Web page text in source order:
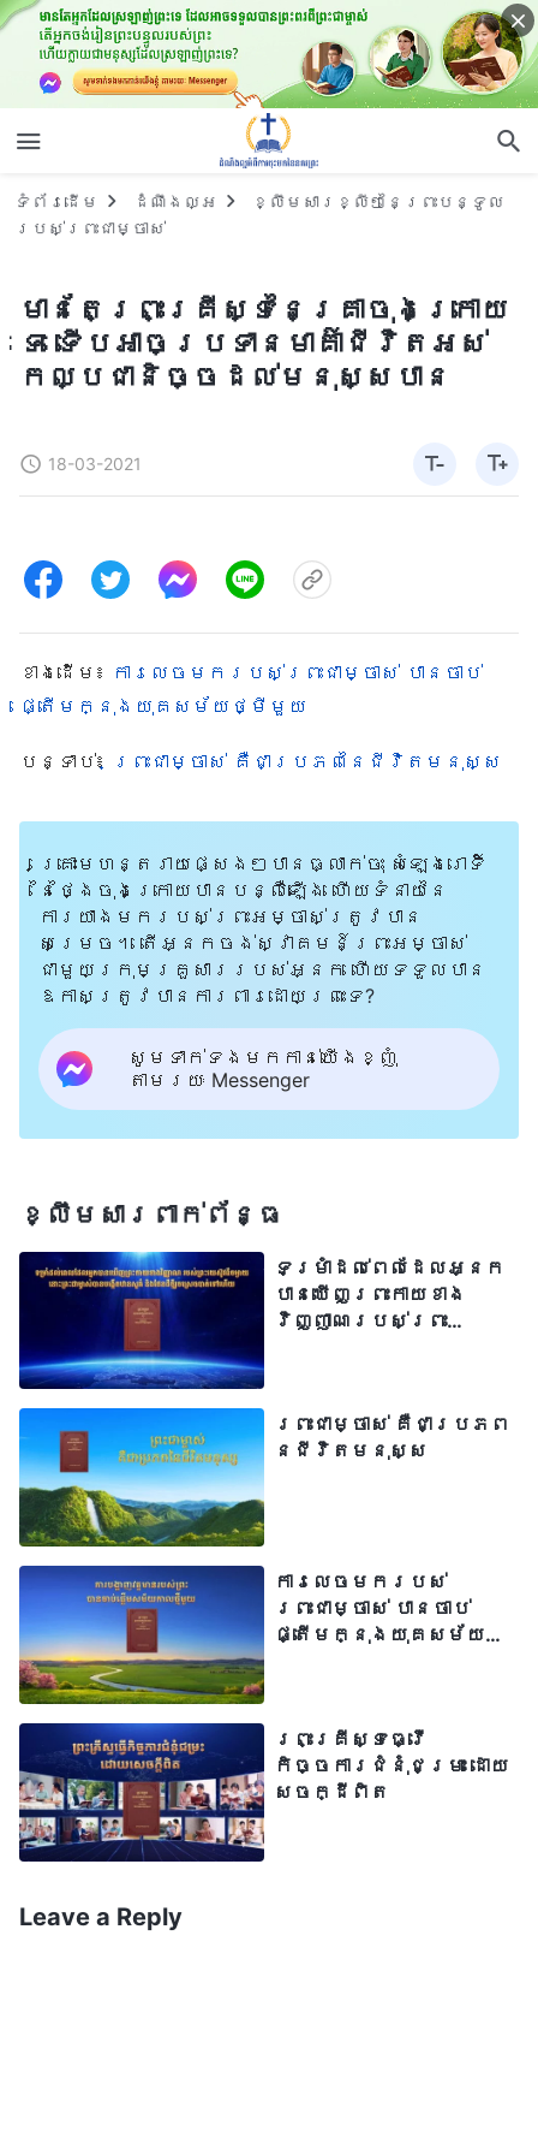
ទំព័រ​ដើម ដំណឹងល្អ
ខ្លឹមសារខ្លីៗនៃព្រះបន្ទូល
របស់ព្រះជាម្ចាស់
មានតែព្រះគ្រីស្ទនៃគ្រាចុងក្រោយ
ទេ ទើបអាចប្រទានមាគ៌ាជីវិតអស់
កល្បជានិច្ចដល់មនុស្សបាន
18-03-2021
ខាង​ដើម៖ ការលេចមករបស់ព្រះជាម្ចាស់ បានចាប់
ផ្តើមក្នុងយុគសម័យថ្មីមួយ
បន្ទាប់៖ ព្រះជាម្ចាស់ គឺជាប្រភពនៃជីវិតមនុស្ស
គ្រោះមហន្តរាយផ្សេងៗបានធ្លាក់ចុះ សំឡេងរោទិ៍
នៃថ្ងៃចុងក្រោយបានបន្លឺឡើង ហើយទំនាយនៃ
ការយាងមករបស់ព្រះអម្ចាស់ត្រូវបាន
សម្រេច។ តើអ្នកចង់ស្វាគមន៍ព្រះអម្ចាស់
ជាមួយក្រុមគ្រួសាររបស់អ្នក ហើយទទួលបាន
ឱកាសត្រូវបានការពារដោយព្រះទេ?
សូមទាក់ទងមកកាន់យើងខ្ញុំ
តាមរយៈ Messenger
ខ្លឹមសារ​ពាក់ព័ន្ធ
ទម្រាំដល់ពេលដែលអ្នក
បានឃើញព្រះកាយខាង
វិញ្ញាណរបស់ព្រះ
រួចស្រេចបាត់ទៅហើយ
ព្រះជាម្ចាស់ គឺជាប្រភព
នៃជីវិតមនុស្ស
ការលេចមករបស់
ព្រះជាម្ចាស់ បានចាប់
ផ្តើមក្នុងយុគសម័យ
ព្រះគ្រីស្ទធ្វើ
កិច្ចការជំនុំជម្រះ ដោយ
សេចក្ដីពិត
Leave a Reply